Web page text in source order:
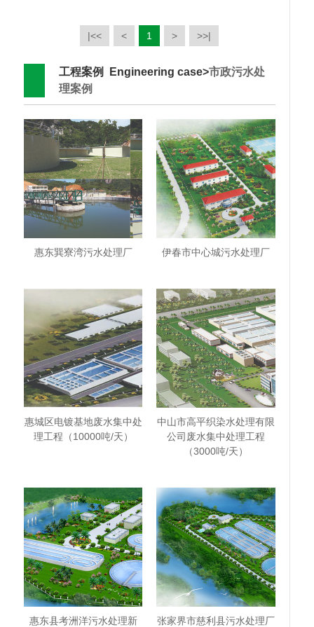
|<< < 1 > >>|
工程案例 Engineering case>市政污水处
理案例
惠东巽寮湾污水处理厂 伊春市中心城污水处理厂
惠城区电镀基地废水集中处
理工程（10000吨/天）
中山市高平织染水处理有限
公司废水集中处理工程
（3000吨/天）
惠东县考洲洋污水处理新
张家界市慈利县污水处理厂